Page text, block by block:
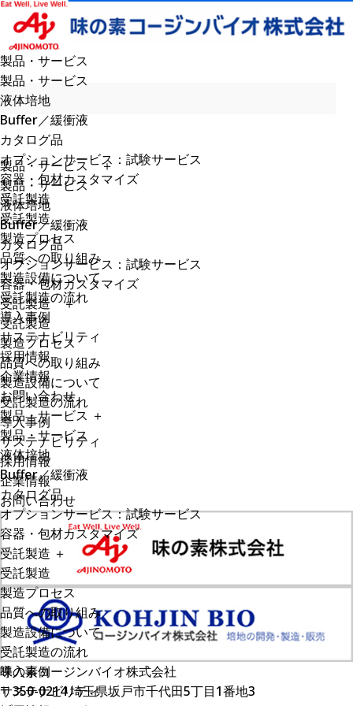
製品・サービス
製品・サービス
液体培地
Buffer／緩衝液
カタログ品
オプションサービス：試験サービス
容器・包材カスタマイズ
受託製造
受託製造
製造プロセス
品質への取り組み
製造設備について
受託製造の流れ
導入事例
サステナビリティ
採用情報
企業情報
お問い合わせ
製品・サービス ＋
製品・サービス
液体培地
Buffer／緩衝液
カタログ品
オプションサービス：試験サービス
容器・包材カスタマイズ
受託製造 ＋
受託製造
製造プロセス
品質への取り組み
製造設備について
受託製造の流れ
導入事例
サステナビリティ
製品・サービス＋
製品・サービス
液体培地
Buffer／緩衝液
カタログ品
オプションサービス：試験サービス
容器・包材カスタマイズ
受託製造＋
受託製造
製造プロセス
品質への取り組み
製造設備について
受託製造の流れ
導入事例
サステナビリティ
採用情報
企業情報
お問い合わせ
味の素コージンバイオ株式会社
〒350-0214 埼玉県坂戸市千代田5丁目1番地3